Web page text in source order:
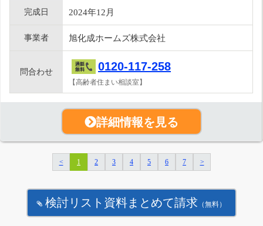
完成日 2024年12月
事業者 旭化成ホームズ株式会社
問合わせ 0120-117-258
【高齢者住まい相談室】
詳細情報を見る
< 1 2 3 4 5 6 7 >
検討リスト資料まとめて請求 （無料）